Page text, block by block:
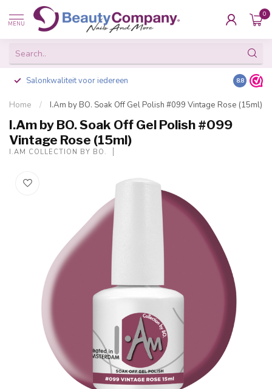
MENU
0
Salonkwaliteit voor iedereen Gratis
8.8
Home / I.Am by BO. Soak Off Gel Polish #099 Vintage Rose (15ml)
I.Am by BO. Soak Off Gel Polish #099
Vintage Rose (15ml)
I.AM COLLECTION BY BO.